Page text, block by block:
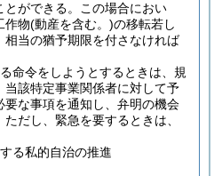
ができる。
この場合におい
作物(動産を含む。)の移転若し
相当の猶予期限を付さなければ
命令をしようとするときは、規
当該特定事業関係者に対して予
要な事項を通知し、弁明の機会
ただし、緊急を要するときは、
る私的自治の推進